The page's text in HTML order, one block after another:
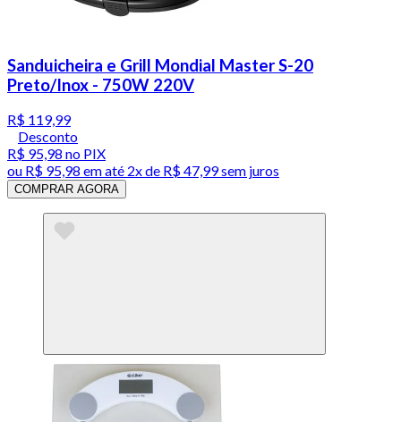
Sanduicheira e Grill Mondial Master S-20
Preto/Inox - 750W 220V
R$ 119,99
Desconto
R$ 95,98 no PIX
ou R$ 95,98 em até 2x de R$ 47,99 sem juros
COMPRAR AGORA